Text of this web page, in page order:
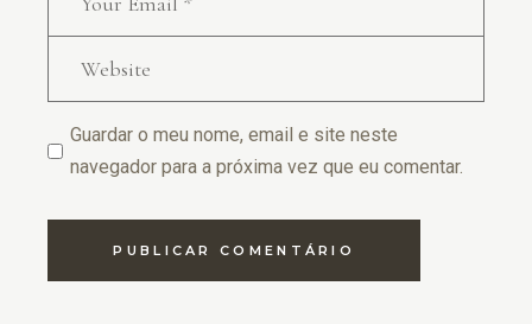
Guardar o meu nome, email e site neste
navegador para a próxima vez que eu comentar.
PUBLICAR COMENTÁRIO